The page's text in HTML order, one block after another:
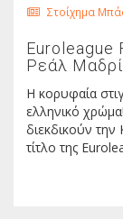
Στοίχημα
Euroleague
Ρεάλ
Η κορυφαία
ελληνικό
διεκδικούν
τίτλο της